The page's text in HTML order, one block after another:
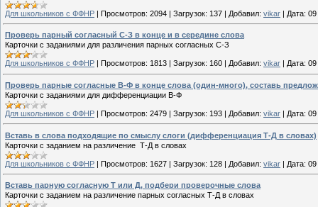
Для школьников с ФФНР | Просмотров: 2094 | Загрузок: 137 | Добавил: vikar | Дата:
Проверь парный согласный С-З в конце и в середине слова
Карточки с заданиями для различения парных согласных С-З
Для школьников с ФФНР Просмотров: 1813 Загрузок: 160 Добавил: vikar Дата:
Проверь парные согласные В-Ф в конце слова (один-много), составь
Карточки с заданиями для дифференциации В-Ф
Для школьников с ФФНР | Просмотров: 2479 | Загрузок: 193 | Добавил: vikar | Дата:
Вставь в слова подходящие по смыслу слоги (дифференциация Т-Д в словах)
Карточки с заданием на различение Т-Д в словах
Для школьников с ФФНР | Просмотров: 1627 | Загрузок: 128 | Добавил: vikar | Дата:
Вставь парную согласную Т или Д, подбери проверочные слова
Карточки с заданием на различение парных согласных Т-Д в словах